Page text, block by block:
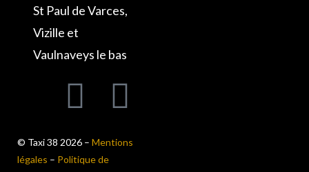
St Paul de Varces,
Vizille et
Vaulnaveys le bas
© Taxi 38 2026 – Mentions
légales – Politique de